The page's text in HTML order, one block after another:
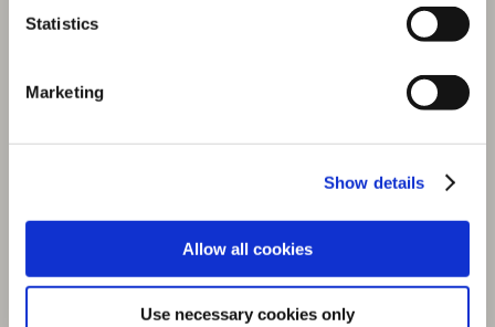
Statistics
Marketing
Show details
Allow all cookies
Use necessary cookies only
199ポイント付与